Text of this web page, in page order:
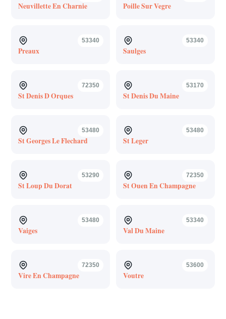
Neuvillette En Charnie Poille Sur Vegre
53340
Preaux
53340
Saulges
72350
St Denis D Orques
53170
St Denis Du Maine
53480
St Georges Le Flechard
53480
St Leger
53290
St Loup Du Dorat
72350
St Ouen En Champagne
53480
Vaiges
53340
Val Du Maine
72350
Vire En Champagne
53600
Voutre